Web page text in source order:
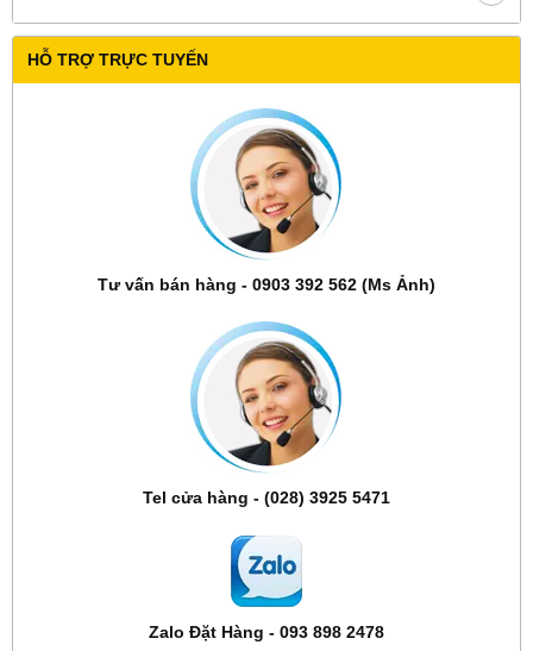
HỖ TRỢ TRỰC TUYẾN
Tư vấn bán hàng - 0903 392 562 (Ms Ảnh)
Tel cửa hàng - (028) 3925 5471
Zalo Đặt Hàng - 093 898 2478